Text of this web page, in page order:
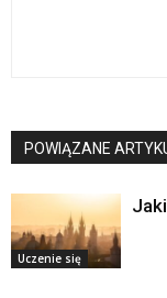
POWIĄZANE
Uczenie się